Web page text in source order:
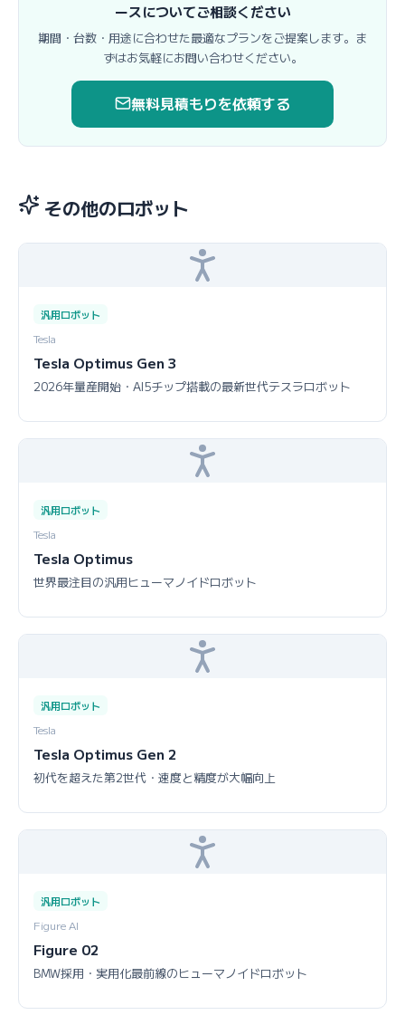
ースについてご相談ください
期間・台数・用途に合わせた最適なプランをご提案します。ま
ずはお気軽にお問い合わせください。
無料見積もりを依頼する
その他のロボット
汎用ロボット
Tesla
Tesla Optimus Gen 3
2026年量産開始・AI5チップ搭載の最新世代テスラロボット
汎用ロボット
Tesla
Tesla Optimus
世界最注目の汎用ヒューマノイドロボット
汎用ロボット
Tesla
Tesla Optimus Gen 2
初代を超えた第2世代・速度と精度が大幅向上
汎用ロボット
Figure AI
Figure 02
BMW採用・実用化最前線のヒューマノイドロボット